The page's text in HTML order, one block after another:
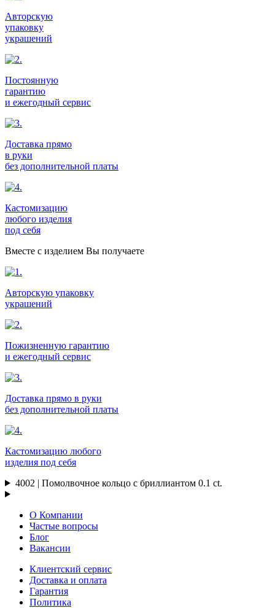
Авторскую
упаковку
украшений
Постоянную
гарантию
и ежегодный сервис
Доставка прямо
в руки
без дополнительной платы
Кастомизацию
любого изделия
под себя
Вместе с изделием Вы получаете
Авторскую упаковку
украшений
Пожизненную гарантию
и ежегодный сервис
Доставка прямо в руки
без дополнительной платы
Кастомизацию любого
изделия под себя
4002 | Помолвочное кольцо с бриллиантом 0.1 ct.
О Компании
Частые вопросы
Блог
Вакансии
Клиентский сервис
Доставка и оплата
Гарантия
Политика